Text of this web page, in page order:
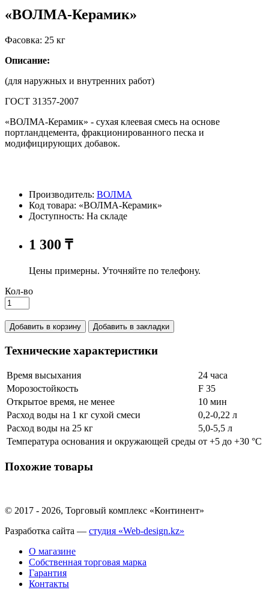
«ВОЛМА-Керамик»
Фасовка: 25 кг
Описание:
(для наружных и внутренних работ)
ГОСТ 31357-2007
«ВОЛМА-Керамик» - сухая клеевая смесь на основе
портландцемента, фракционированного песка и
модифицирующих добавок.
Производитель: ВОЛМА
Код товара: «ВОЛМА-Керамик»
Доступность: На складе
1 300 ₸
Цены примерны. Уточняйте по телефону.
Кол-во
Добавить в корзину Добавить в закладки
Технические характеристики
Время высыхания
24 часа
Морозостойкость
F 35
Открытое время, не менее
10 мин
Расход воды на 1 кг сухой смеси
0,2-0,22 л
Расход воды на 25 кг
5,0-5,5 л
Температура основания и окружающей среды от +5 до +30 °С
Похожие товары
© 2017 - 2026, Торговый комплекс «Континент»
Разработка сайта — студия «Web-design.kz»
О магазине
Собственная торговая марка
Гарантия
Контакты